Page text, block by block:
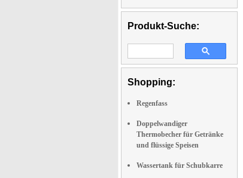
Produkt-Suche:
Shopping:
Regenfass
Doppelwandiger
Thermobecher für Getränke
und flüssige Speisen
Wassertank für Schubkarre